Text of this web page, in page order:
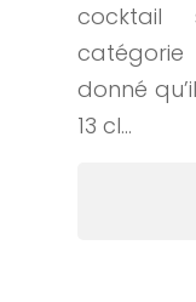
catégorie
donné
13 cl...